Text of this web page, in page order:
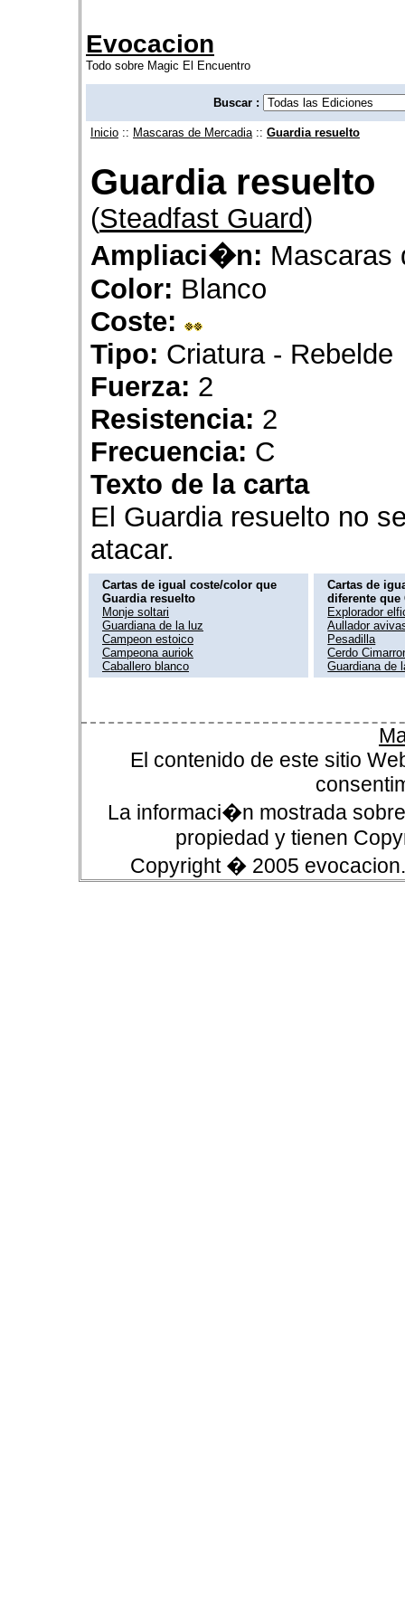
Evocacion
Todo sobre Magic El Encuentro
Buscar :
Inicio :: Mascaras de Mercadia :: Guardia resuelto
Guardia resuelto
(Steadfast Guard)
Ampliaci�n: Mascaras
Color: Blanco
Coste:
Tipo: Criatura - Rebelde
Fuerza: 2
Resistencia: 2
Frecuencia: C
Texto de la carta
El Guardia resuelto no
atacar.
Cartas de igual coste/color que
Guardia resuelto
Monje soltari
Guardiana de la luz
Campeon estoico
Campeona auriok
Caballero blanco
Cartas de
diferente que
Explorador
Aullador
Pesadilla
Cerdo
Guardiana de
El contenido de este sitio
La informaci�n mostrada
propiedad y tienen
Copyright � 2005